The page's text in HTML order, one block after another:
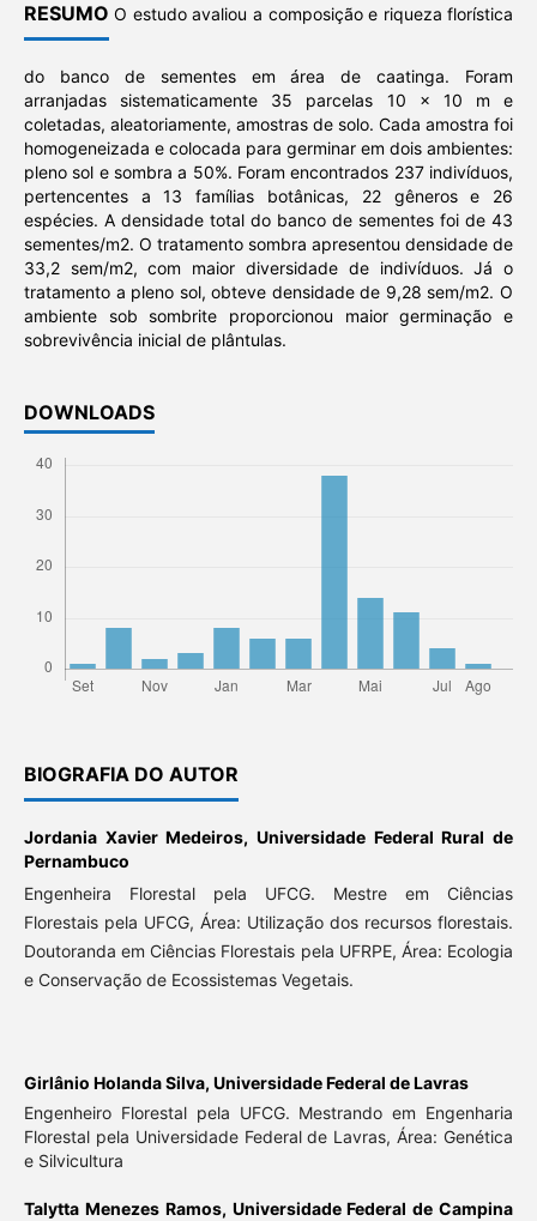
RESUMO O estudo avaliou a composição e riqueza florística
do banco de sementes em área de caatinga. Foram
arranjadas sistematicamente 35 parcelas 10 x 10 m e
coletadas, aleatoriamente, amostras de solo. Cada amostra foi
homogeneizada e colocada para germinar em dois ambientes:
pleno sol e sombra a 50%. Foram encontrados 237 indivíduos,
pertencentes a 13 famílias botânicas, 22 gêneros e 26
espécies. A densidade total do banco de sementes foi de 43
sementes/m2. O tratamento sombra apresentou densidade de
33,2 sem/m2, com maior diversidade de indivíduos. Já o
tratamento a pleno sol, obteve densidade de 9,28 sem/m2. O
ambiente sob sombrite proporcionou maior germinação e
sobrevivência inicial de plântulas.
DOWNLOADS
BIOGRAFIA DO AUTOR
Jordania Xavier Medeiros, Universidade Federal Rural de
Pernambuco
Engenheira Florestal pela UFCG. Mestre em Ciências
Florestais pela UFCG, Área: Utilização dos recursos florestais.
Doutoranda em Ciências Florestais pela UFRPE, Área: Ecologia
e Conservação de Ecossistemas Vegetais.
Girlânio Holanda Silva, Universidade Federal de Lavras
Engenheiro Florestal pela UFCG. Mestrando em Engenharia
Florestal pela Universidade Federal de Lavras, Área: Genética
e Silvicultura
Talytta Menezes Ramos, Universidade Federal de Campina